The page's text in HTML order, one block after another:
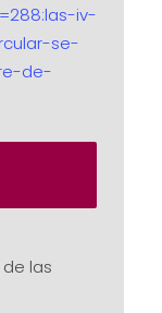
iv-
se-
de-
de las